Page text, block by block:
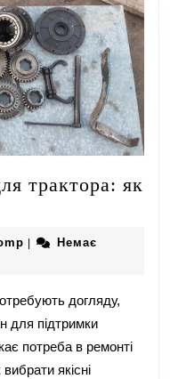
трактора: як
paycomp
Немає
догляду,
для підтримки
потреба в ремонті
якісні